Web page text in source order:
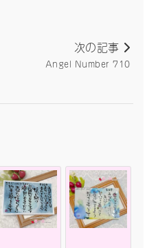
次の記事
Angel Number 710